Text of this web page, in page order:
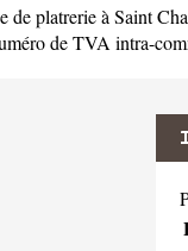
de platrerie à Saint
de TVA intra-